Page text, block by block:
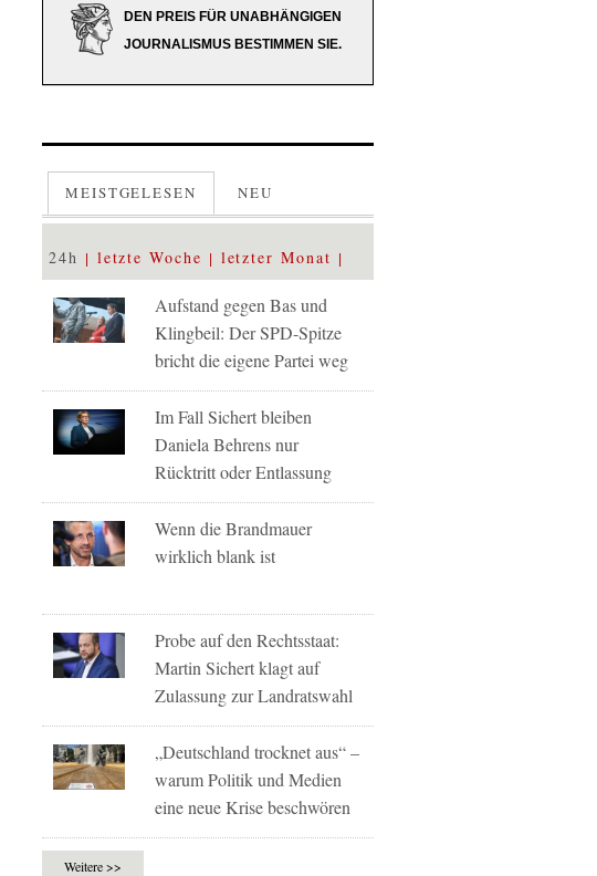
DEN PREIS FÜR UNABHÄNGIGEN
JOURNALISMUS BESTIMMEN SIE.
MEISTGELESEN NEU
24h letzte Woche letzter Monat
Aufstand gegen Bas und
Klingbeil: Der SPD-Spitze
bricht die eigene Partei weg
Im Fall Sichert bleiben
Daniela Behrens nur
Rücktritt oder Entlassung
Wenn die Brandmauer
wirklich blank ist
Probe auf den Rechtsstaat:
Martin Sichert klagt auf
Zulassung zur Landratswahl
„Deutschland trocknet aus“ –
warum Politik und Medien
eine neue Krise beschwören
Weitere >>